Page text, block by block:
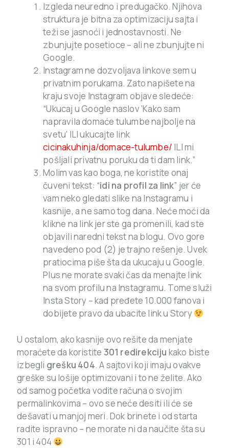
Izgleda neuredno i predugačko. Njihova
struktura je bitna za optimizaciju sajta i
teži se jasnoći i jednostavnosti. Ne
zbunjujte posetioce – ali ne zbunjujte ni
Google.
Instagram ne dozvoljava linkove sem u
privatnim porukama. Zato napišete na
kraju svoje Instagram objave sledeće:
“Ukucaj u Google naslov ‘Kako sam
napravila domaće tulumbe najbolje na
svetu’ ILI ukucajte link
cicinakuhinja/domace-tulumbe/ ILI mi
pošljali privatnu poruku da ti dam link.”
Molim vas kao boga, ne koristite onaj
čuveni tekst: “idi na profil za link” jer će
vam neko gledati slike na Instagramu i
kasnije, a ne samo tog dana. Neće moći da
klikne na link jer ste ga promenili, kad ste
objavili naredni tekst na blogu. Ovo gore
navedeno pod (2) je trajno rešenje. Uvek
pratiocima piše šta da ukucaju u Google.
Plus ne morate svaki čas da menajte link
na svom profilu na Instagramu. Tome služi
Insta Story – kad pređete 10.000 fanova i
dobijete pravo da ubacite link u Story
U ostalom, ako kasnije ovo rešite da menjate
moraćete da koristite 301 redirekciju kako biste
izbegli grešku 404. A sajtovi koji imaju ovakve
greške su lošije optimizovani i to ne želite. Ako
od samog početka vodite računa o svojim
permalinkovima – ovo se neće desiti ili će se
dešavati u manjoj meri. Dok brinete i od starta
radite ispravno – ne morate ni da naučite šta su
301 i 404